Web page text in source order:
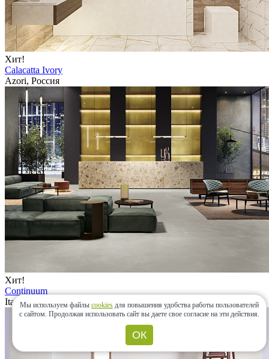
Хит!
Calacatta Ivory
Azori, Россия
Хит!
Continuum
Italon, Россия
Мы используем файлы cookies для повышения удобства работы пользователей
с сайтом. Продолжая использовать сайт вы даете свое согласие на эти действия.
ОК